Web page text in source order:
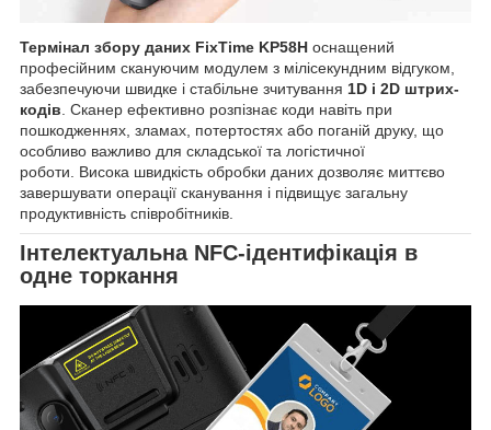
Термінал збору даних FixTime KP58H оснащений
професійним скануючим модулем з мілісекундним відгуком,
забезпечуючи швидке і стабільне зчитування 1D і 2D штрих-
кодів . Сканер ефективно розпізнає коди навіть при
пошкодженнях, зламах, потертостях або поганій друку, що
особливо важливо для складської та логістичної
роботи. Висока швидкість обробки даних дозволяє миттєво
завершувати операції сканування і підвищує загальну
продуктивність співробітників.
Інтелектуальна NFC-ідентифікація в
одне торкання